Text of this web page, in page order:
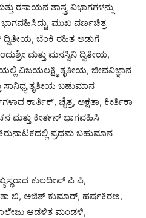
ರಸಾಯನ ಶಾಸ್ತ್ರ ವಿಭಾಗಗಳನ್ನು
ಮುಖ ವರ್ಣಚಿತ್ರ
ದ್ವಿತೀಯ, ಬೆಂಕಿ ರಹಿತ ಅಡುಗೆ
ಮತ್ತು ಮನಸ್ವಿನಿ ದ್ವಿತೀಯ,
ವಿಜಯಲಕ್ಷ್ಮಿ ತೃತೀಯ, ಜೀವವಿಜ್ಞಾನ
ತೃತೀಯ ಬಹುಮಾನ
ಕಾರ್ತಿಕ್, ಚೈತ್ರ, ಅಕ್ಷತಾ, ಕೀರ್ತಿಕಾ
ಮತ್ತು ಕೀರ್ತನ್ ಭಾಗವಹಿಸಿ
ಪ್ರಥಮ ಬಹುಮಾನ
ಕುಲದೀಪ್ ಪಿ ಪಿ,
ಬಿ, ಅಜಿತ್ ಕುಮಾರ್, ಹರ್ಷಕಿರಣ,
ಆಡಳಿತ ಮಂಡಳಿ,